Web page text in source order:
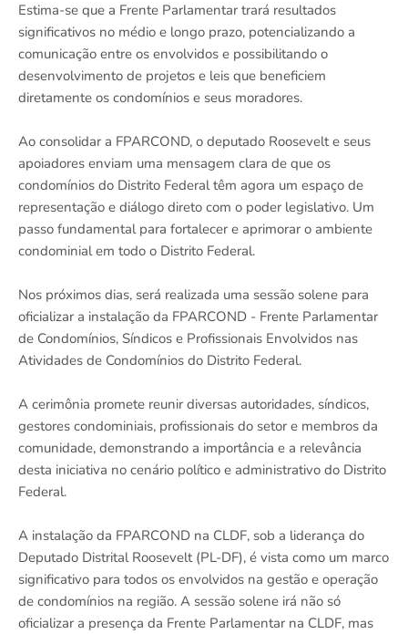
Estima-se que a Frente Parlamentar trará resultados
significativos no médio e longo prazo, potencializando a
comunicação entre os envolvidos e possibilitando o
desenvolvimento de projetos e leis que beneficiem
diretamente os condomínios e seus moradores.
Ao consolidar a FPARCOND, o deputado Roosevelt e seus
apoiadores enviam uma mensagem clara de que os
condomínios do Distrito Federal têm agora um espaço de
representação e diálogo direto com o poder legislativo. Um
passo fundamental para fortalecer e aprimorar o ambiente
condominial em todo o Distrito Federal.
Nos próximos dias, será realizada uma sessão solene para
oficializar a instalação da FPARCOND - Frente Parlamentar
de Condomínios, Síndicos e Profissionais Envolvidos nas
Atividades de Condomínios do Distrito Federal.
A cerimônia promete reunir diversas autoridades, síndicos,
gestores condominiais, profissionais do setor e membros da
comunidade, demonstrando a importância e a relevância
desta iniciativa no cenário político e administrativo do Distrito
Federal.
A instalação da FPARCOND na CLDF, sob a liderança do
Deputado Distrital Roosevelt (PL-DF), é vista como um marco
significativo para todos os envolvidos na gestão e operação
de condomínios na região. A sessão solene irá não só
oficializar a presença da Frente Parlamentar na CLDF, mas